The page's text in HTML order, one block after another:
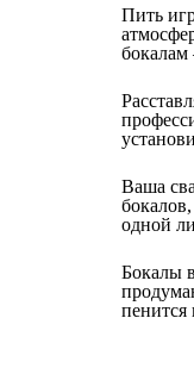
Пить
бокалам
Ваша
одной
Бокалы
пенится